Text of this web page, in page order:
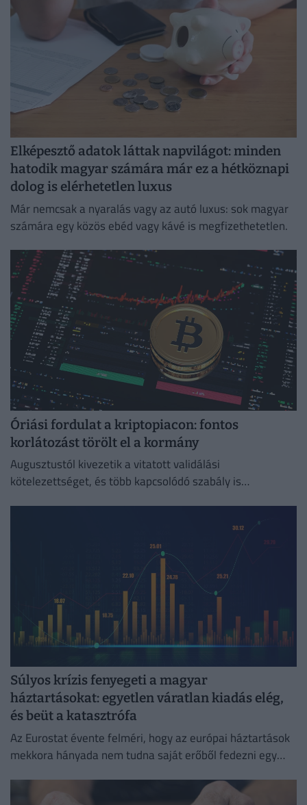
Elképesztő adatok láttak napvilágot: minden
hatodik magyar számára már ez a hétköznapi
dolog is elérhetetlen luxus
Már nemcsak a nyaralás vagy az autó luxus: sok magyar
számára egy közös ebéd vagy kávé is megfizethetetlen.
Óriási fordulat a kriptopiacon: fontos
korlátozást törölt el a kormány
Augusztustól kivezetik a vitatott validálási
kötelezettséget, és több kapcsolódó szabály is
Súlyos krízis fenyegeti a magyar
háztartásokat: egyetlen váratlan kiadás elég,
és beüt a katasztrófa
Az Eurostat évente felméri, hogy az európai háztartások
mekkora hányada nem tudna saját erőből fedezni egy